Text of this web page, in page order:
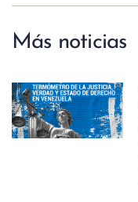
Más noticias